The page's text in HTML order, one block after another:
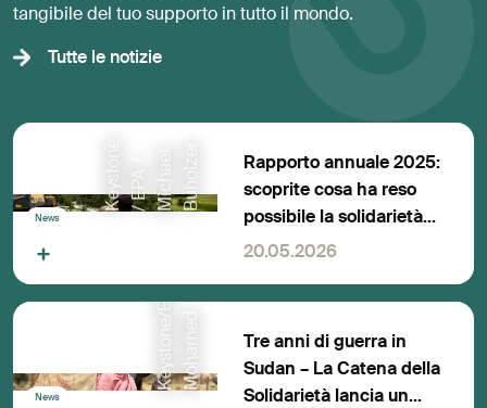
tangibile del tuo supporto in tutto il mondo.
Tutte le notizie
K
e
y
s
ton
e
/
E
P
A/
M
i
c
h
a
e l
B
u
h
o
lzer
News
Rapporto annuale 2025:
scoprite cosa ha reso
possibile la solidarietà
della popolazione
20.05.2026
K
e
y
s
t
o
n
e/
E
P
A
/
M
a
r
w
a
n
M
o
h
a
m
ed
News
Tre anni di guerra in
Sudan – La Catena della
Solidarietà lancia un